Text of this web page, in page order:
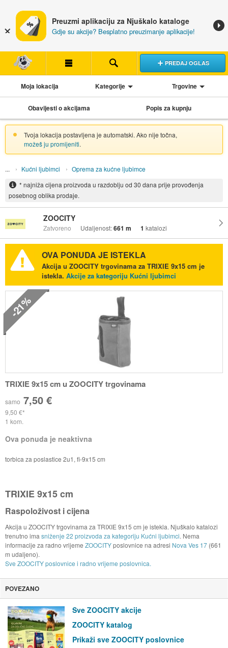
Preuzmi aplikaciju za Njuškalo kataloge
Gdje su akcije? Besplatno preuzimanje aplikacije!
PREDAJ OGLAS
Moja lokacija Kategorije Trgovine
Obavijesti o akcijama Popis za kupnju
Tvoja lokacija postavljena je automatski. Ako nije točna,
možeš ju promijeniti.
Kućni ljubimci
Oprema za kućne ljubimce
* najniža cijena proizvoda u razdoblju od 30 dana prije provođenja
posebnog oblika prodaje.
ZOOCITY
Zatvoreno Udaljenost:661 m 1 katalozi
OVA PONUDA JE ISTEKLA
Akcija u ZOOCITY trgovinama za TRIXIE 9x15 cm je
istekla. Akcije za kategoriju Kućni ljubimci
-21%
TRIXIE 9x15 cm u ZOOCITY trgovinama
samo 7,50 €
9,50 €
1 kom.
Ova ponuda je neaktivna
torbica za poslastice 2u1, fi-9x15 cm
TRIXIE 9x15 cm
Raspoloživost i cijena
Akcija u ZOOCITY trgovinama za TRIXIE 9x15 cm je istekla. Njuškalo katalozi
trenutno ima sniženje 22 proizvoda za kategoriju Kućni ljubimci. Nema
informacije za radno vrijeme ZOOCITYposlovnice na adresi Nova Ves 17(661
m udaljeno).
Sve ZOOCITY poslovnice i radno vrijeme poslovnica.
POVEZANO
Sve ZOOCITY akcije
ZOOCITY katalog
Prikaži sve ZOOCITY poslovnice